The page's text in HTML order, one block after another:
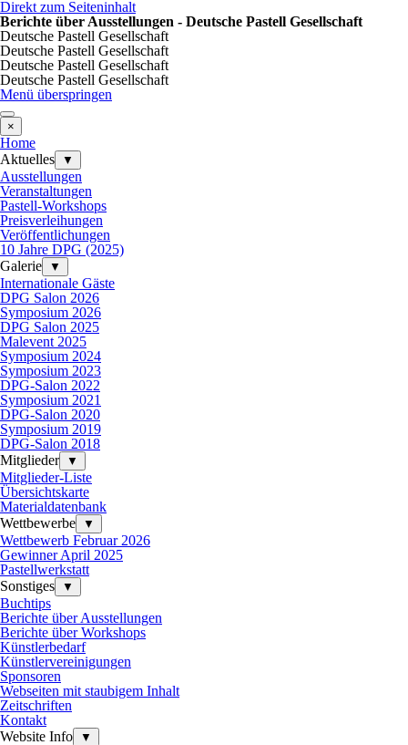
Direkt zum Seiteninhalt
Berichte über Ausstellungen - Deutsche Pastell Gesellschaft
Deutsche Pastell Gesellschaft
Deutsche Pastell Gesellschaft
Deutsche Pastell Gesellschaft
Deutsche Pastell Gesellschaft
Menü überspringen
×
Home
Aktuelles
▼
Ausstellungen
Veranstaltungen
Pastell-Workshops
Preisverleihungen
Veröffentlichungen
10 Jahre DPG (2025)
Galerie
▼
Internationale Gäste
DPG Salon 2026
Symposium 2026
DPG Salon 2025
Malevent 2025
Symposium 2024
Symposium 2023
DPG-Salon 2022
Symposium 2021
DPG-Salon 2020
Symposium 2019
DPG-Salon 2018
Mitglieder
▼
Mitglieder-Liste
Übersichtskarte
Materialdatenbank
Wettbewerbe
▼
Wettbewerb Februar 2026
Gewinner April 2025
Pastellwerkstatt
Sonstiges
▼
Buchtips
Berichte über Ausstellungen
Berichte über Workshops
Künstlerbedarf
Künstlervereinigungen
Sponsoren
Webseiten mit staubigem Inhalt
Zeitschriften
Kontakt
Website Info
▼